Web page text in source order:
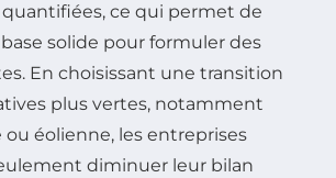
ce qui permet de
solide pour formuler des
En choisissant une transition
plus vertes, notamment
ou éolienne, les entreprises
diminuer leur bilan